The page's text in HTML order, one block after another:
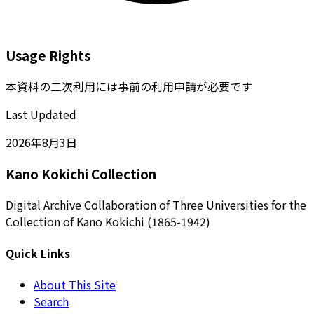
Usage Rights
本資料の二次利用には事前の利用申請が必要です
Last Updated
2026年8月3日
Kano Kokichi Collection
Digital Archive Collaboration of Three Universities for the
Collection of Kano Kokichi (1865-1942)
Quick Links
About This Site
Search